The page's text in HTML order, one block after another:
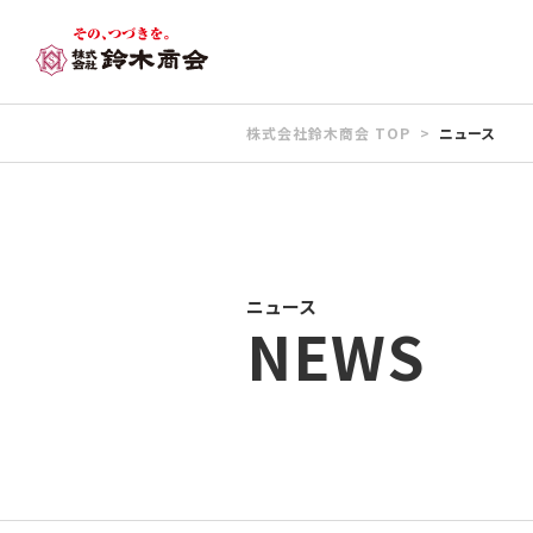
株式会社鈴木商会 TOP ニュース
ニュース
NEWS